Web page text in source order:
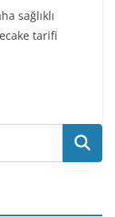
sağlıklı
tarifi